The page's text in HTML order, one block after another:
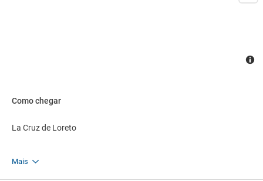
Como chegar
La Cruz de Loreto
Mais